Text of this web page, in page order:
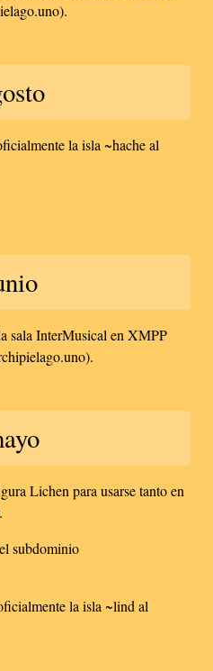
la isla ~hache al
sala InterMusical en XMPP
Lichen para usarse tanto en
subdominio
la isla ~lind al